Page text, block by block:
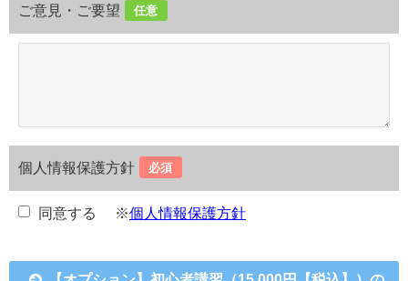
ご意見・ご要望 任意
個人情報保護方針 必須
同意する ※個人情報保護方針